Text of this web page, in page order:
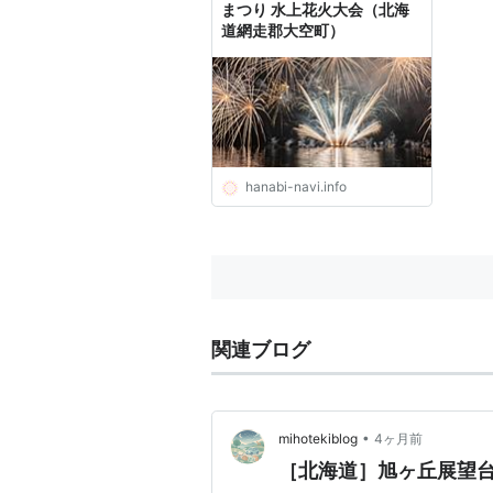
まつり 水上花火大会（北海
道網走郡大空町）
hanabi-navi.info
関連ブログ
mihotekiblog • 4ヶ月前
［北海道］旭ヶ丘展望